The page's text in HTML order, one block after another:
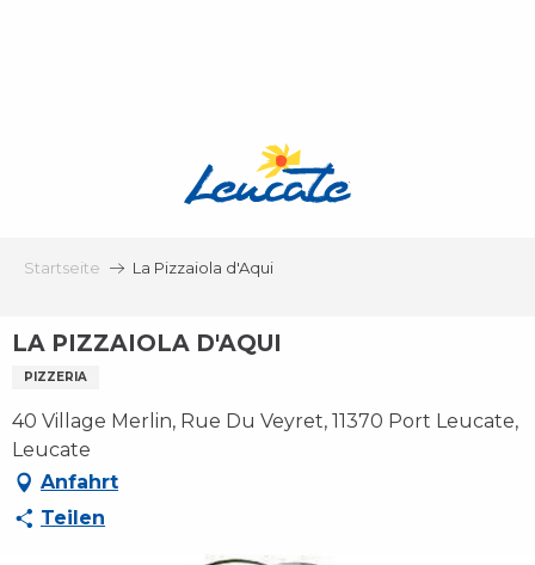
Startseite La Pizzaiola d'Aqui
LA PIZZAIOLA D'AQUI
PIZZERIA
40 Village Merlin, Rue Du Veyret, 11370 Port Leucate,
Leucate
Anfahrt
Teilen